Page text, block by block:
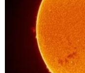
#Hy Lạp
#Obama thăm Hy Lạp
#Khủng hoảng nợ